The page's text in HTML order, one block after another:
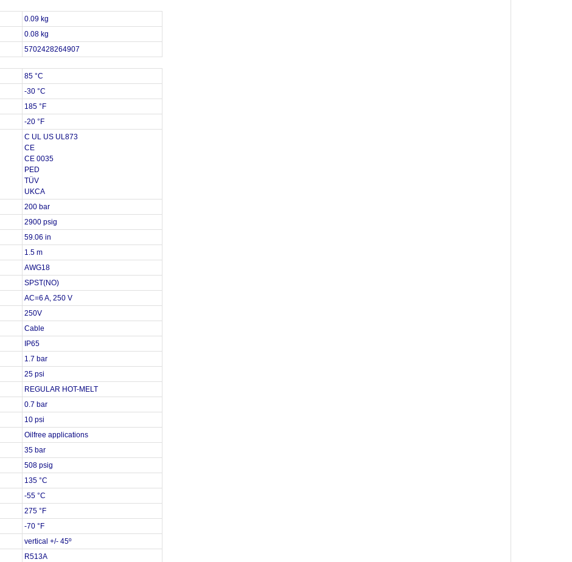
0.09 kg
0.08 kg
5702428264907
85 °C
-30 °C
185 °F
-20 °F
C UL US UL873
CE
CE 0035
PED
TÜV
UKCA
200 bar
2900 psig
59.06 in
1.5 m
AWG18
SPST(NO)
AC=6 A, 250 V
250V
Cable
IP65
1.7 bar
25 psi
REGULAR HOT-MELT
0.7 bar
10 psi
Oilfree applications
35 bar
508 psig
135 °C
-55 °C
275 °F
-70 °F
vertical +/- 45º
R513A